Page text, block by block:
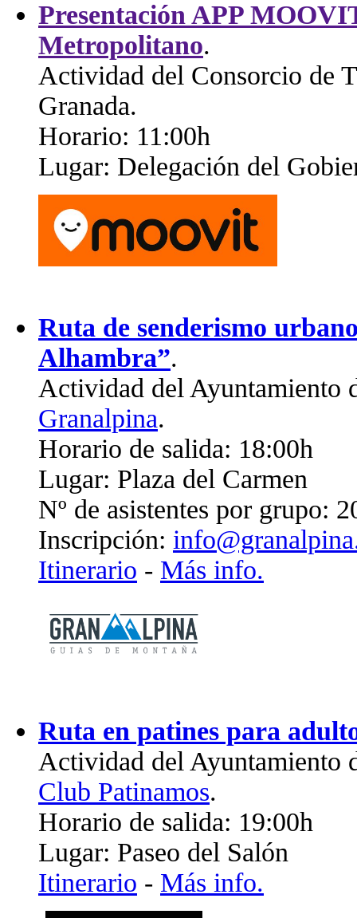
Presentación APP
Metropolitano.
Actividad del Consorcio de
Granada.
Horario: 11:00h
Lugar: Delegación del
Ruta de senderismo
Alhambra”.
Actividad del Ayuntamiento
Granalpina.
Horario de salida: 18:00h
Lugar: Plaza del Carmen
Nº de asistentes por grupo:
Inscripción:
Itinerario - Más info.
Ruta en patines para
Actividad del Ayuntamiento
Club Patinamos.
Horario de salida: 19:00h
Lugar: Paseo del Salón
Itinerario - Más info.